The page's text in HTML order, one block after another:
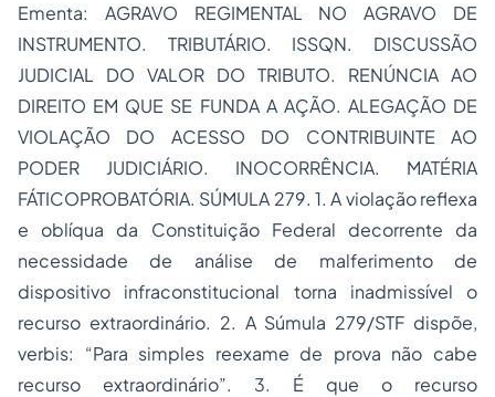
Ementa: AGRAVO REGIMENTAL NO AGRAVO DE
INSTRUMENTO. TRIBUTÁRIO. ISSQN. DISCUSSÃO
JUDICIAL DO VALOR DO TRIBUTO. RENÚNCIA AO
DIREITO EM QUE SE FUNDA A AÇÃO. ALEGAÇÃO DE
VIOLAÇÃO DO ACESSO DO CONTRIBUINTE AO
PODER JUDICIÁRIO. INOCORRÊNCIA. MATÉRIA
FÁTICOPROBATÓRIA. SÚMULA 279. 1. A violação reflexa
e oblíqua da Constituição Federal decorrente da
necessidade de análise de malferimento de
dispositivo infraconstitucional torna inadmissível o
recurso extraordinário. 2. A Súmula 279/STF dispõe,
verbis: “Para simples reexame de prova não cabe
recurso extraordinário”. 3. É que o recurso